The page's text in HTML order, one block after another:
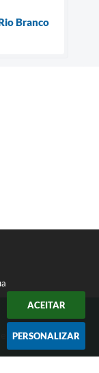
ACEITAR
PERSONALIZAR
Branco
| CEP: 37280-